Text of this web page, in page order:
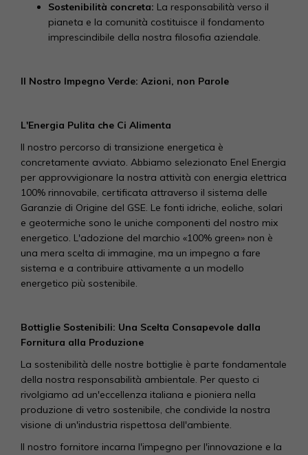
Sostenibilità concreta: La responsabilità verso il
pianeta e la comunità costituisce il fondamento
imprescindibile della nostra filosofia aziendale.
Il Nostro Impegno Verde: Azioni, non Parole
L'Energia Pulita che Ci Alimenta
Il nostro percorso di transizione energetica è
concretamente avviato. Abbiamo selezionato Enel Energia
per approvvigionare la nostra attività con energia elettrica
100% rinnovabile, certificata attraverso il sistema delle
Garanzie di Origine del GSE. Le fonti idriche, eoliche, solari
e geotermiche sono le uniche componenti del nostro mix
energetico. L'adozione del marchio «100% green» non è
una mera scelta di immagine, ma un impegno a fare
sistema e a contribuire attivamente a un modello
energetico più sostenibile.
Bottiglie Sostenibili: Una Scelta Consapevole dalla
Fornitura alla Produzione
La sostenibilità delle nostre bottiglie è parte fondamentale
della nostra responsabilità ambientale. Per questo ci
rivolgiamo ad un'eccellenza italiana e pioniera nella
produzione di vetro sostenibile, che condivide la nostra
visione di un'industria rispettosa dell'ambiente.
Il nostro fornitore incarna l'impegno per l'innovazione e la